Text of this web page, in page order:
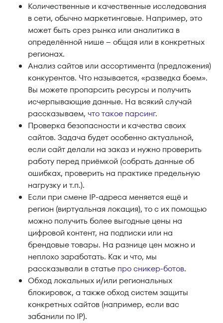
Количественные и качественные исследования
в сети, обычно маркетинговые. Например, это
может быть срез рынка или аналитика в
определённой нише – общая или в конкретных
регионах.
Анализ сайтов или ассортимента (предложения)
конкурентов. Что называется, «разведка боем».
Вы можете пропарсить ресурсы и получить
исчерпывающие данные. На всякий случай
рассказываем, что такое парсинг.
Проверка безопасности и качества своих
сайтов. Задача будет особенно актуальной,
если сайт делали на заказ и нужно проверить
работу перед приёмкой (собрать данные об
ошибках, проверить на практике предельную
нагрузку и т.п.).
Если при смене IP-адреса меняется ещё и
регион (виртуальная локация), то с их помощью
можно получить более выгодные цены на
цифровой контент, на подписки или на
брендовые товары. На разнице цен можно и
неплохо заработать. Как и что, мы
рассказывали в статье про сникер-ботов.
Обход локальных и/или региональных
блокировок, а также обход систем защиты
конкретных сайтов (например, если вас
забанили по IP).